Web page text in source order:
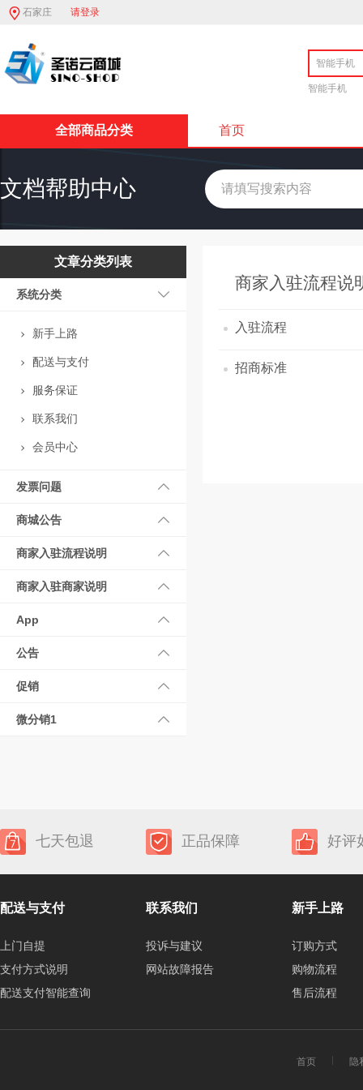
石家庄 请登录
智能手机
全部商品分类 首页
文档帮助中心
文章分类列表
系统分类
新手上路
配送与支付
服务保证
联系我们
会员中心
发票问题
商城公告
商家入驻流程说明
商家入驻商家说明
App
公告
促销
微分销1
商家入驻流程说
入驻流程
招商标准
七天包退 正品保障 好评
配送与支付
上门自提
支付方式说明
配送支付智能查询
联系我们
投诉与建议
网站故障报告
新手上路
订购方式
购物流程
售后流程
首页 隐